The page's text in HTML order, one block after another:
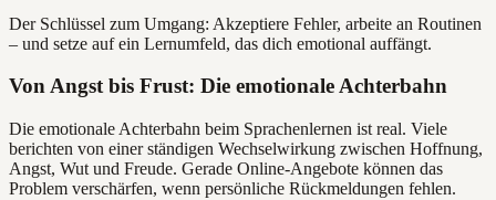
Der Schlüssel zum Umgang: Akzeptiere Fehler, arbeite an Routinen
– und setze auf ein Lernumfeld, das dich emotional auffängt.
Von Angst bis Frust: Die emotionale Achterbahn
Die emotionale Achterbahn beim Sprachenlernen ist real. Viele
berichten von einer ständigen Wechselwirkung zwischen Hoffnung,
Angst, Wut und Freude. Gerade Online-Angebote können das
Problem verschärfen, wenn persönliche Rückmeldungen fehlen.